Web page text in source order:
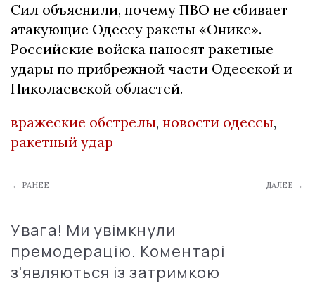
Сил объяснили, почему ПВО не сбивает
атакующие Одессу ракеты «Оникс».
Российские войска наносят ракетные
удары по прибрежной части Одесской и
Николаевской областей.
вражеские обстрелы, новости одессы,
ракетный удар
← РАНЕЕ ДАЛЕЕ →
Увага! Ми увімкнули
премодерацію. Коментарі
з'являються із затримкою